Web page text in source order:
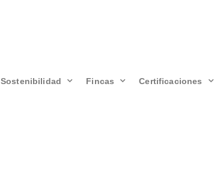
Sostenibilidad Fincas Certificaciones